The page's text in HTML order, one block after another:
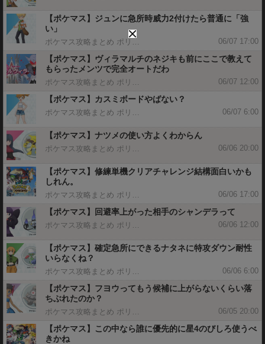
【ポケマス】ジュンに急所時威力2付けたら普通に「強
い」
06/07 17:00
ポケマス攻略まとめ ポリゴン速報
【ポケマス】ヴィラマルチのネジキも前にここで教えて
もらったメンツで完全オートだわ
06/07 12:00
ポケマス攻略まとめ ポリゴン速報
【ポケマス】カスミボードやばない？
06/07 6:00
ポケマス攻略まとめ ポリゴン速報
【ポケマス】ナツメの使い方よくわからん
06/06 20:00
ポケマス攻略まとめ ポリゴン速報
【ポケマス】修練単機クリアチャレンジ結構面白いかも
しれん。
06/06 17:00
ポケマス攻略まとめ ポリゴン速報
【ポケマス】回避率上がった相手のシャンデラって
06/06 12:00
ポケマス攻略まとめ ポリゴン速報
【ポケマス】確定急所にできるナタネに特攻ダウン耐性
いらなくね？
06/06 6:00
ポケマス攻略まとめ ポリゴン速報
【ポケマス】フヨウってもう候補に上がらないくらい落
ちぶれたのか？
06/05 20:00
ポケマス攻略まとめ ポリゴン速報
【ポケマス】この中なら誰に優先的に星4のびしろ使うべ
きかね